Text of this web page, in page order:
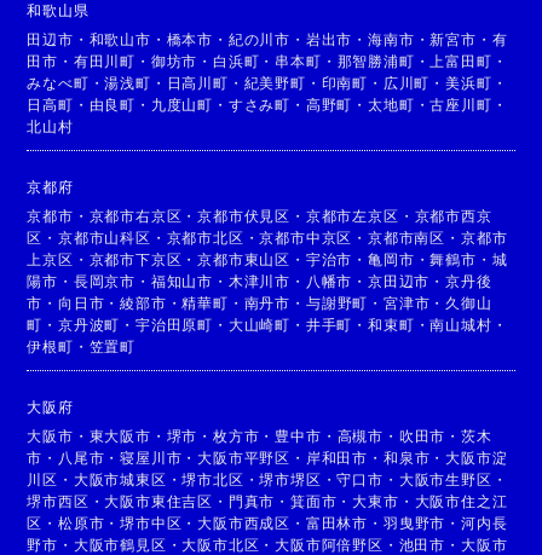
和歌山県
田辺市 ・ 和歌山市 ・ 橋本市 ・ 紀の川市 ・ 岩出市 ・海南市 ・新宮市 ・ 有
田市 ・ 有田川町 ・ 御坊市 ・ 白浜町 ・ 串本町 ・ 那智勝浦町 ・ 上富田町 ・
みなべ町 ・湯浅町 ・ 日高川町 ・ 紀美野町 ・ 印南町 ・ 広川町 ・美浜町 ・
日高町 ・ 由良町 ・ 九度山町 ・ すさみ町 ・ 高野町 ・太地町 ・古座川町 ・
北山村
京都府
京都市 ・ 京都市右京区 ・京都市伏見区 ・ 京都市左京区 ・ 京都市西京
区 ・京都市山科区 ・ 京都市北区 ・京都市中京区 ・京都市南区 ・ 京都市
上京区 ・ 京都市下京区 ・京都市東山区 ・ 宇治市 ・亀岡市 ・舞鶴市 ・ 城
陽市 ・ 長岡京市 ・ 福知山市 ・ 木津川市 ・ 八幡市 ・京田辺市 ・京丹後
市 ・向日市 ・綾部市 ・精華町 ・ 南丹市 ・ 与謝野町 ・ 宮津市 ・ 久御山
町 ・京丹波町 ・宇治田原町 ・ 大山崎町 ・ 井手町 ・和束町 ・南山城村 ・
伊根町 ・ 笠置町
大阪府
大阪市 ・ 東大阪市 ・ 堺市 ・枚方市 ・ 豊中市 ・ 高槻市 ・ 吹田市 ・ 茨木
市 ・ 八尾市 ・寝屋川市 ・大阪市平野区 ・ 岸和田市 ・ 和泉市 ・大阪市淀
川区 ・ 大阪市城東区 ・堺市北区 ・堺市堺区 ・守口市 ・ 大阪市生野区 ・
堺市西区 ・大阪市東住吉区 ・ 門真市 ・箕面市 ・大東市 ・ 大阪市住之江
区 ・松原市 ・堺市中区 ・大阪市西成区 ・ 富田林市 ・ 羽曳野市 ・ 河内長
野市 ・ 大阪市鶴見区 ・大阪市北区 ・大阪市阿倍野区 ・ 池田市 ・ 大阪市